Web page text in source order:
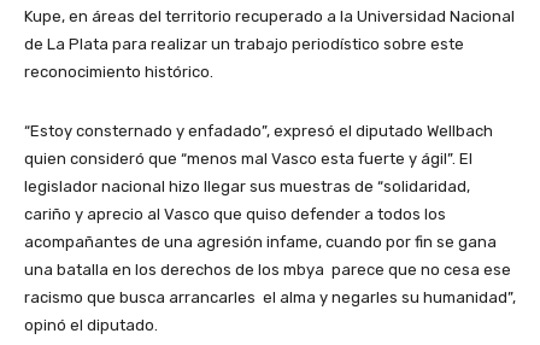
Kupe, en áreas del territorio recuperado a la Universidad Nacional
de La Plata para realizar un trabajo periodístico sobre este
reconocimiento histórico.
“Estoy consternado y enfadado”, expresó el diputado Wellbach
quien consideró que “menos mal Vasco esta fuerte y ágil”. El
legislador nacional hizo llegar sus muestras de “solidaridad,
cariño y aprecio al Vasco que quiso defender a todos los
acompañantes de una agresión infame, cuando por fin se gana
una batalla en los derechos de los mbya parece que no cesa ese
racismo que busca arrancarles el alma y negarles su humanidad”,
opinó el diputado.